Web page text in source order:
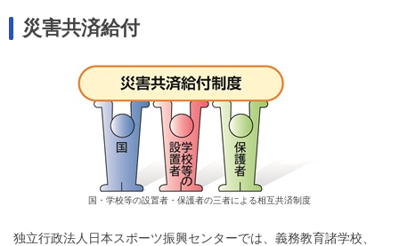
災害共済給付
国・学校等の設置者・保護者の三者による相互共済制度
独立行政法人日本スポーツ振興センターでは、義務教育諸学校、